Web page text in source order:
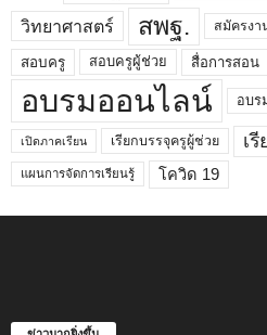
วิทยาศาสตร์ สพฐ. สมัครงา
สอบครู สอบครูผู้ช่วย สื่อการสอน
อบรมออนไลน์ อบร
เปิดภาคเรียน เรียกบรรจุครูผู้ช่วย เ
แผนการจัดการเรียนรู้ โควิด 19